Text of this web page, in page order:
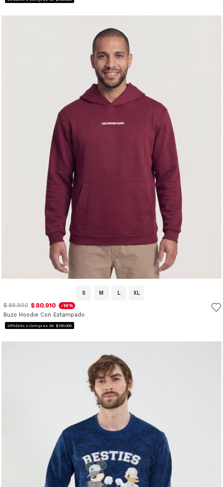
S M L
XL
$ 89.900 $ 80.910 -10%
Buzo Hoodie Con Estampado
20%Dcto x Compras de $160.000